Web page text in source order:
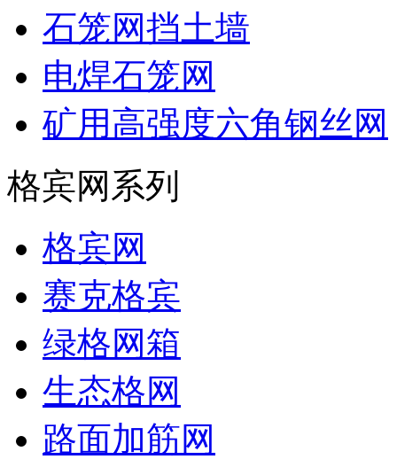
石笼网挡土墙
电焊石笼网
矿用高强度六角钢丝网
格宾网系列
格宾网
赛克格宾
绿格网箱
生态格网
路面加筋网